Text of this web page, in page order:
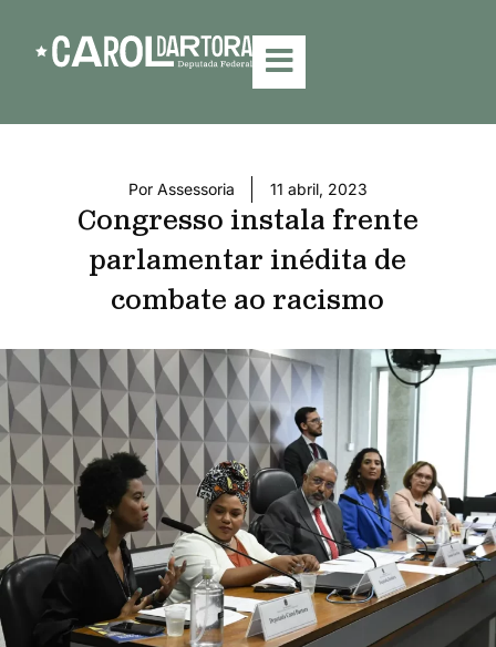
PorAssessoria 11 abril, 2023
Congresso instala frente
parlamentar inédita de
combate ao racismo